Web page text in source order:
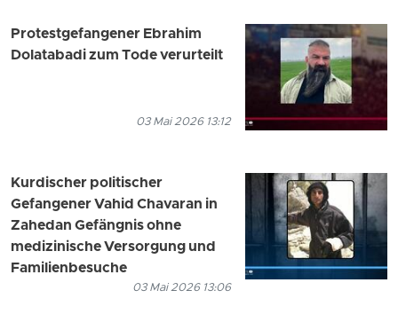
Protestgefangener Ebrahim
Dolatabadi zum Tode verurteilt
03 Mai 2026 13:12
Kurdischer politischer
Gefangener Vahid Chavaran in
Zahedan Gefängnis ohne
medizinische Versorgung und
Familienbesuche
03 Mai 2026 13:06